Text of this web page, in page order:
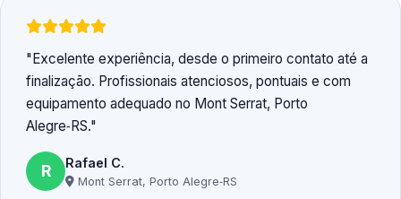
Excelente experiência, desde o primeiro contato até a
finalização. Profissionais atenciosos, pontuais e com
equipamento adequado no Mont Serrat, Porto
Alegre‑RS.
R Rafael C.
Mont Serrat, Porto Alegre‑RS